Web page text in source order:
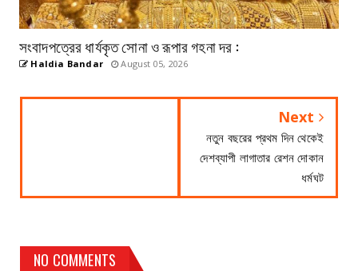
সংবাদপত্রের ধার্যকৃত সোনা ও রূপার গহনা দর :
Haldia Bandar August 05, 2026
Next
নতুন বছরের প্রথম দিন থেকেই
দেশব্যাপী লাগাতার রেশন দোকান
ধর্মঘট
NO COMMENTS